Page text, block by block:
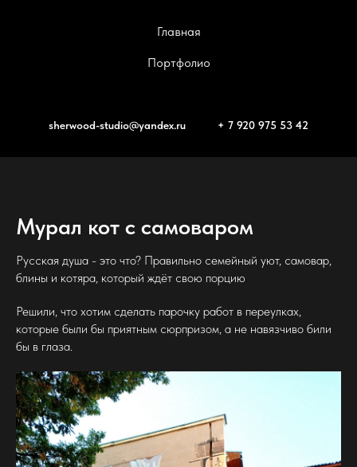
Главная
Портфолио
sherwood-studio@yandex.ru + 7 920 975 53 42
Мурал кот с самоваром
Русская душа - это что? Правильно семейный уют, самовар,
блины и котяра, который ждёт свою порцию
Решили, что хотим сделать парочку работ в переулках,
которые были бы приятным сюрпризом, а не навязчиво били
бы в глаза.